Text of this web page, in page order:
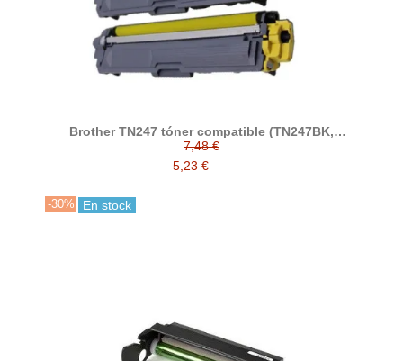
Brother TN247 tóner compatible (TN247BK,
TN247C, TN247M, TN247Y)
7,48 €
5,23 €
-30% En stock